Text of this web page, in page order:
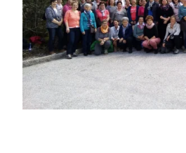
Mitgliedschaft
Landessekretariat
Bäuerliche Buffets
Hofgeschichten